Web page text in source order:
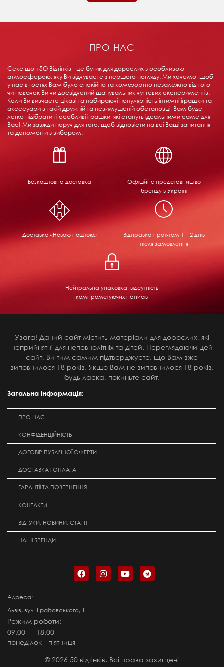
ПРО НАС
Секс шоп 5О Відтінків - це бутик для дорослих з особливою
атмосферою, яку Ви відчуваєте з першого погляду. Ми хочемо, щоб
у нас в гостях Вам було спокійно та комфортно незалежно від того
чи новачок Ви чи досвідчений шанувальник чуттєвих експериментів.
Коли Ви вивчаєте цікаві та набираючі популярність інтимні іграшки та
аксесуари в такій дружній та невимушеній обстановці, Вам буде
легко підібрати ті особливі іграшки, які стануть ідеальними саме для
Вас! Ми завжди поруч для того, щоб відповісти на всі Ваші запитання
та допомогти з вибором.
Безкоштовна доставка
Офіційне представництво
бренду в Україні
Доставка «Новою поштою» Відправка протягом 1 – 2 днів
після замовлення
Нейтральна упаковка, відсутність
компрометуючих написів
Увага! Даний сайт містить матеріали для дорослих, які
неприйнятні для неповнолітніх та дітей. Переглядаючи цей
сайт, Ви тим самим підтверджуєте, що Вам вже
виповнилося 18 років. Якщо Вам не виповнилося 18 років,
будь ласка, покиньте сайт.
Загальна інформація:
ПРО НАС
КОНФІДЕНЦІЙНІСТЬ
ДОГОВІР ПУБЛІЧНОЇ ОФЕРТИ
ДОСТАВКА І ОПЛАТА
ГАРАНТІЇ ТА ПОВЕРНЕННЯ
КОНТАКТИ
ВІДГУКИ, НОВИНИ, СТАТТІ
НАШІ БРЕНДИ
Адреса:
Львів, вул. Грабовського, 11
Режим роботи:
09.00 — 18.00
понеділок - п'ятниця
©2026 50 відтінків. Всі права захищені